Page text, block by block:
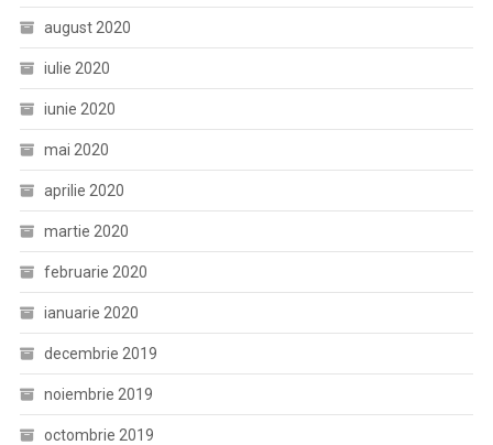
august 2020
iulie 2020
iunie 2020
mai 2020
aprilie 2020
martie 2020
februarie 2020
ianuarie 2020
decembrie 2019
noiembrie 2019
octombrie 2019